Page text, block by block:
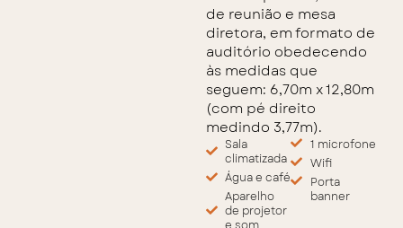
de reunião e mesa
diretora, em formato de
auditório obedecendo
às medidas que
seguem: 6,70m x 12,80m
(com pé direito
medindo 3,77m).
Sala
climatizada
Água e café
Aparelho
de projetor
1 microfone
Wifi
Porta
banner